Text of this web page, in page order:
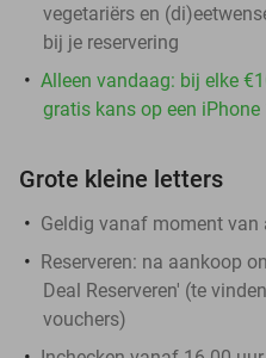
vegetariërs en
bij je reservering
Alleen vandaag: bij elke
gratis kans op een iPhone
Grote kleine letters
Geldig vanaf moment
Reserveren: na aankoop
Deal Reserveren' (te
vouchers)